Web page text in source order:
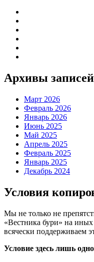
Архивы записей
Март 2026
Февраль 2026
Январь 2026
Июнь 2025
Май 2025
Апрель 2025
Февраль 2025
Январь 2025
Декабрь 2024
Условия
Мы не только не
«Вестника бури» на
всячески поддерживаем
Условие здесь лишь одно